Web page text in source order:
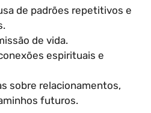
de padrões repetitivos e
de vida.
espirituais e
sobre relacionamentos,
futuros.